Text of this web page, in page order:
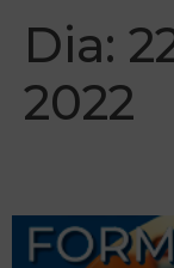
Dia:
2022